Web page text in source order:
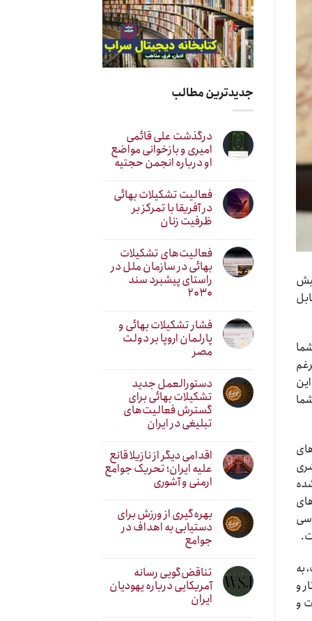
به
و
و
جدیدترین مطالب
درگذشت علی قائمی
امیری و بازخوانی مواضع
او درباره انجمن حجتیه
فعالیت تشکیلات بهائی
در آفریقا با تمرکز بر
ظرفیت زنان
فعالیت‌های تشکیلات
بهائی در سازمان ملل در
راستای پیشبرد سند
۲۰۳۰
فشار تشکیلات بهائی و
پارلمان اروپا بر دولت
مصر
دستورالعمل جدید
تشکیلات بهائی برای
گسترش فعالیت‌های
تبلیغی در ایران
اقدامی دیگر از نازیلا قانع
علیه ایران؛ تحریک جوامع
ارمنی و آشوری
بهره‌گیری از ورزش برای
دستیابی به اهداف در
جوامع
تناقض‌گویی رسانه
آمریکایی درباره یهودیان
ایران